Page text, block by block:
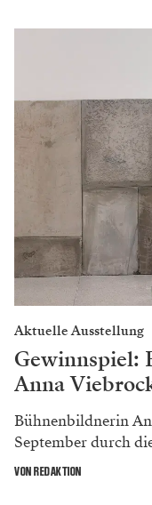
Aktuelle Ausstellung
Gewinnspiel:
Anna
Bühnenbildnerin
September durch
VON REDAKTION